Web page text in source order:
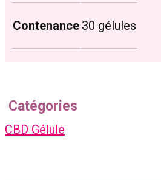
Contenance 30 gélules
Catégories
CBD Gélule